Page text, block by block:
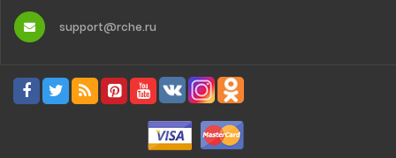
support@rche.ru